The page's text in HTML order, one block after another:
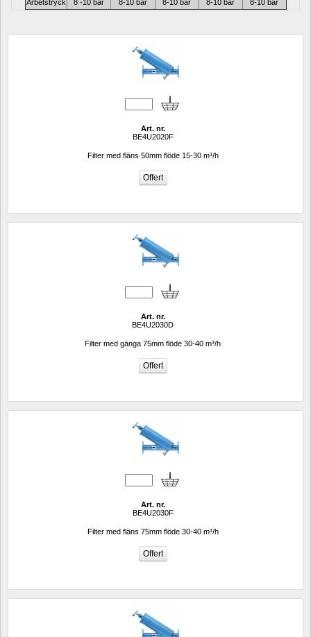
Arbetstryck
8 -10 bar 8-10 bar 8-10 bar 8-10 bar 8-10 bar
Art. nr.
BE4U2020F
Filter med fläns 50mm flöde 15-30 m³/h
Art. nr.
BE4U2030D
Filter med gänga 75mm flöde 30-40 m³/h
Art. nr.
BE4U2030F
Filter med fläns 75mm flöde 30-40 m³/h